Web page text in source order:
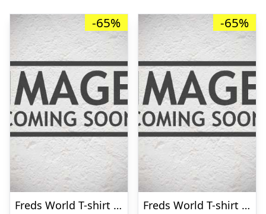
-65%
Freds World T-shirt – Blå m. Flodheste
-65%
Freds World T-shirt – Lillastribet m. Marguerit